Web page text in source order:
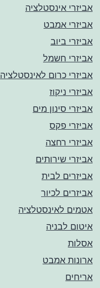
אביזרי אינסטלציה
אביזרי אמבט
אביזרי ביוב
אביזרי חשמל
אביזרי כרום לאינסטלציה
אביזרי ניקוז
אביזרי סינון מים
אביזרי פקס
אביזרי רחצה
אביזרי שירותים
אביזרים לבית
אביזרים לכיור
אטמים לאינסטלציה
איטום לבניה
אסלות
ארונות אמבט
אריחים